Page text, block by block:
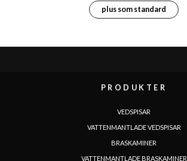
plus som standard
PRODUKTER
VEDSPISAR
VATTENMANTLADE VEDSPISAR
BRASKAMINER
VATTENMANTLADE BRASKAMINER